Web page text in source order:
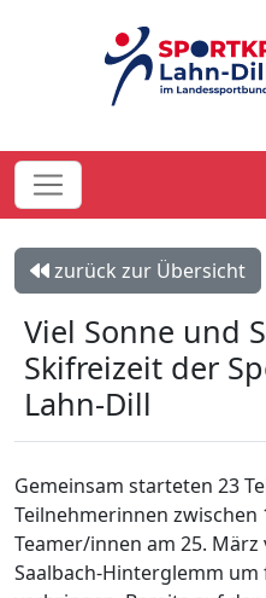
zurück zur Übersicht
Viel Sonne und
Skifreizeit der
Lahn-Dill
Gemeinsam starteten 23
Teilnehmerinnen zwischen
Teamer/innen am 25.
Saalbach-Hinterglemm